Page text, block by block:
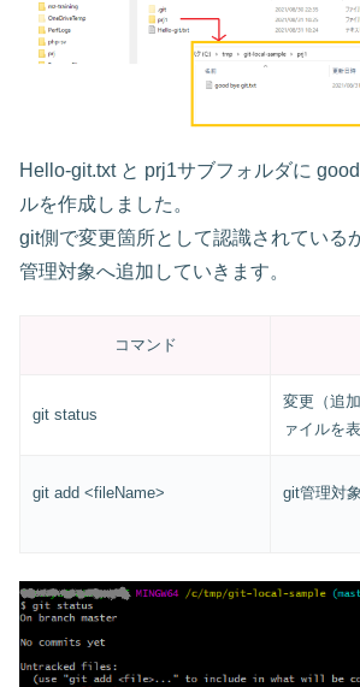
Hello-git.txt と prj1サブフォルダに
ルを作成しました。
git側で変更箇所として認識されている
管理対象へ追加していきます。
コマンド
git status
変更（追
ァイルを
git add <fileName> git管理対